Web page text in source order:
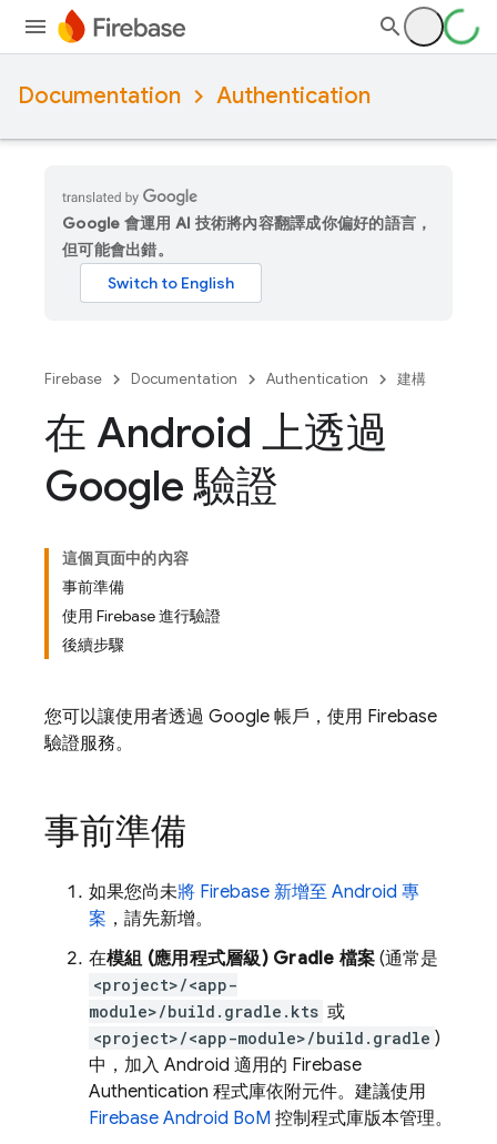
Documentation Authentication
Google 會運用 AI 技術將內容翻譯成你偏好的語言，
但可能會出錯。
Firebase Documentation Authentication 建構
在 Android 上透過
Google 驗證
這個頁面中的內容
事前準備
使用 Firebase 進行驗證
後續步驟
您可以讓使用者透過 Google 帳戶，使用 Firebase
驗證服務。
事前準備
如果您尚未將 Firebase 新增至 Android 專
案 ，請先新增。
在模組 (應用程式層級) Gradle 檔案 (通常是
<project>/<app-
module>/build.gradle.kts 或
<project>/<app-module>/build.gradle )
中，加入 Android 適用的 Firebase
Authentication 程式庫依附元件。建議使用
Firebase Android BoM 控制程式庫版本管理。